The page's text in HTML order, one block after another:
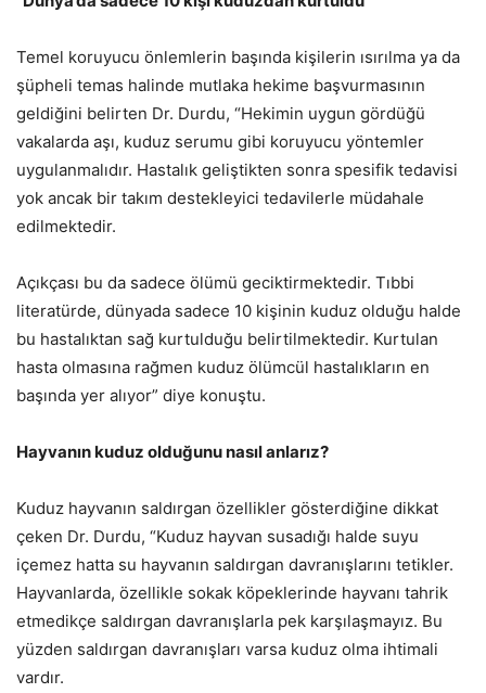
Temel koruyucu önlemlerin başında kişilerin ısırılma ya da
şüpheli temas halinde mutlaka hekime başvurmasının
geldiğini belirten Dr. Durdu, “Hekimin uygun gördüğü
vakalarda aşı, kuduz serumu gibi koruyucu yöntemler
uygulanmalıdır. Hastalık geliştikten sonra spesifik tedavisi
yok ancak bir takım destekleyici tedavilerle müdahale
edilmektedir.
Açıkçası bu da sadece ölümü geciktirmektedir. Tıbbi
literatürde, dünyada sadece 10 kişinin kuduz olduğu halde
bu hastalıktan sağ kurtulduğu belirtilmektedir. Kurtulan
hasta olmasına rağmen kuduz ölümcül hastalıkların en
başında yer alıyor” diye konuştu.
Hayvanın kuduz olduğunu nasıl anlarız?
Kuduz hayvanın saldırgan özellikler gösterdiğine dikkat
çeken Dr. Durdu, “Kuduz hayvan susadığı halde suyu
içemez hatta su hayvanın saldırgan davranışlarını tetikler.
Hayvanlarda, özellikle sokak köpeklerinde hayvanı tahrik
etmedikçe saldırgan davranışlarla pek karşılaşmayız. Bu
yüzden saldırgan davranışları varsa kuduz olma ihtimali
vardır.